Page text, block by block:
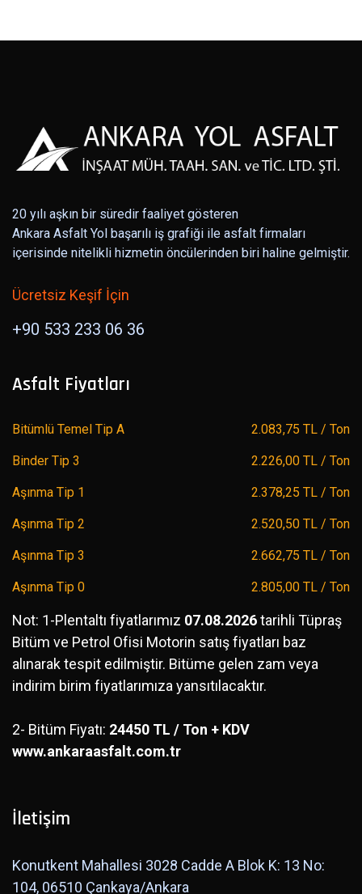
20 yılı aşkın bir süredir faaliyet gösteren
Ankara Asfalt Yol başarılı iş grafiği ile asfalt firmaları
içerisinde nitelikli hizmetin öncülerinden biri haline gelmiştir.
Ücretsiz Keşif İçin
+90 533 233 06 36
Asfalt Fiyatları
Bitümlü Temel Tip A 2.083,75 TL / Ton
Binder Tip 3 2.226,00 TL / Ton
Aşınma Tip 1 2.378,25 TL / Ton
Aşınma Tip 2 2.520,50 TL / Ton
Aşınma Tip 3 2.662,75 TL / Ton
Aşınma Tip 0 2.805,00 TL / Ton
Not: 1-Plentaltı fiyatlarımız 07.08.2026tarihli Tüpraş
Bitüm ve Petrol Ofisi Motorin satış fiyatları baz
alınarak tespit edilmiştir. Bitüme gelen zam veya
indirim birim fiyatlarımıza yansıtılacaktır.
2- Bitüm Fiyatı: 24450 TL / Ton + KDV
www.ankaraasfalt.com.tr
İletişim
Konutkent Mahallesi 3028 Cadde A Blok K: 13 No:
104, 06510 Çankaya/Ankara